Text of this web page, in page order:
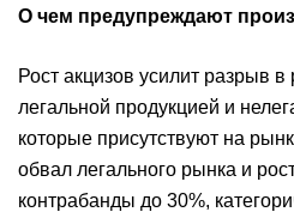
О чем предупреждают
Рост акцизов усилит разрыв
легальной продукцией и
которые присутствуют на
обвал легального рынка и
контрабанды до 30%,